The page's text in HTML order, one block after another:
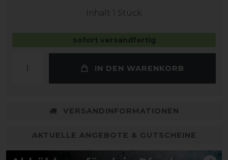
Inhalt 1 Stück
sofort versandfertig
IN DEN WARENKORB
VERSANDINFORMATIONEN
AKTUELLE ANGEBOTE & GUTSCHEINE